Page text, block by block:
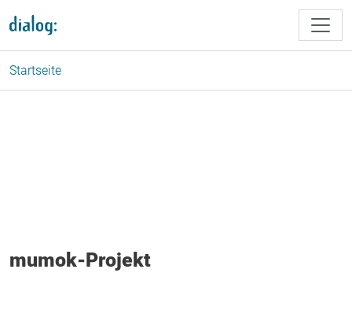
Startseite
mumok-Projekt